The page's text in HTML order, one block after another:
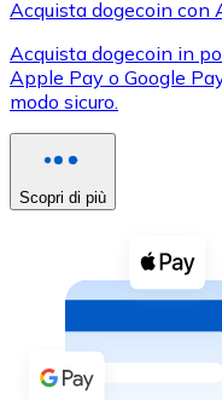
XRP
XRP
Vedi tutto
Buoni cripto
Acquista
Acquista con
Bonifico SEPA
Acquista dogecoin con
Acquista dogecoin in
Apple Pay o Google
modo sicuro.
Scopri di più